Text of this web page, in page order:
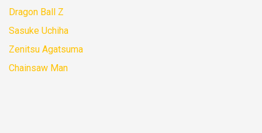
Dragon Ball Z
Sasuke Uchiha
Zenitsu Agatsuma
Chainsaw Man